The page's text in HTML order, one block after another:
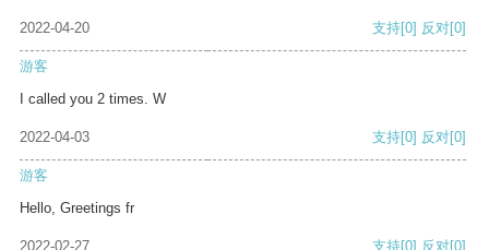
2022-04-20 支持[0] 反对[0]
游客
I called you 2 times. W
2022-04-03 支持[0] 反对[0]
游客
Hello, Greetings fr
2022-02-27 支持[0] 反对[0]